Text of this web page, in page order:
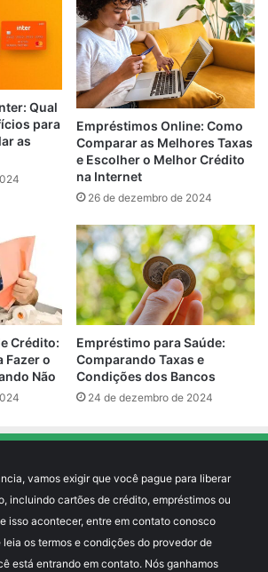
Qual
para
as
Empréstimos Online: Como
Comparar as Melhores Taxas
e Escolher o Melhor Crédito
na Internet
26 de dezembro de 2024
Crédito:
Fazer o
Não
Empréstimo para Saúde:
Comparando Taxas e
Condições dos Bancos
24 de dezembro de 2024
vamos exigir que você pague para liberar
incluindo cartões de crédito, empréstimos ou
isso acontecer, entre em contato conosco
os termos e condições do provedor de
está entrando em contato. Nós ganhamos